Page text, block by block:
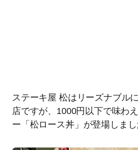
ステーキ屋 松はリーズナブル
店ですが、1000円以下で味わ
ー「松ロース丼」が登場しまし